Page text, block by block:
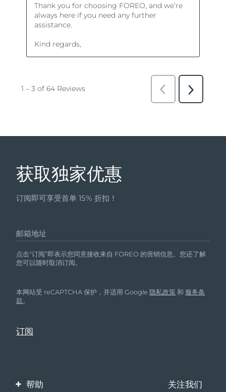
获取独家优惠
订阅即可享受首单 15% 折扣！
邮箱地址
点击“订阅”即表示您同意接收来自 FOREO 的营销信息。您还了解
您可以随时取消订阅。
本网站受 reCAPTCHA 保护，并适用 Google隐私政策 和 服务条
款。
帮助 关注我们